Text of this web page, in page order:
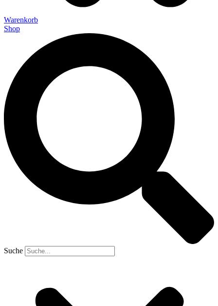
Warenkorb
Shop
Suche